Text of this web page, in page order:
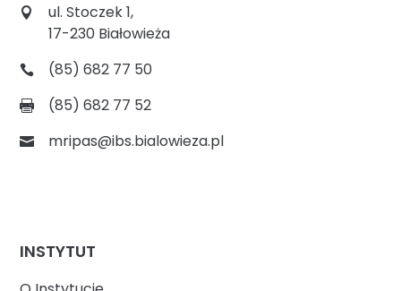
ul. Stoczek 1,
17-230 Białowieża
(85) 682 77 50
(85) 682 77 52
mripas@ibs.bialowieza.pl
INSTYTUT